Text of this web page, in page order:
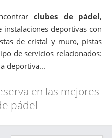
clubes de pádel,
deportivas con
de cristal y muro, pistas
de servicios relacionados:
deportiva...
en las mejores
pádel